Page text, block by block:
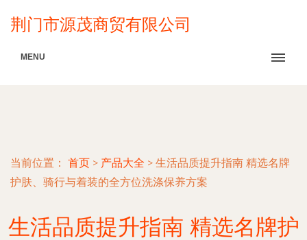
荆门市源茂商贸有限公司
MENU
当前位置： 首页 > 产品大全 > 生活品质提升指南 精选名牌
护肤、骑行与着装的全方位洗涤保养方案
生活品质提升指南 精选名牌护